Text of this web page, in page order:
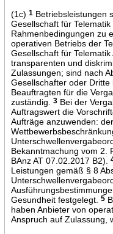
(1c) 1Betriebsleistungen
Gesellschaft für
Rahmenbedingungen zu
operativen Betriebs der
Gesellschaft für
transparenten und
Zulassungen; sind nach
Gesellschafter oder
Beauftragten für die
zuständig.
3Bei der
Auftragswert die
Aufträge anzuwenden:
Bekanntmachung vom 2.
BAnz AT 07.02.2017 B2).
Leistungen gemäß § 8
Gesundheit festgelegt.
5
haben Anbieter von
Anspruch auf Zulassung,